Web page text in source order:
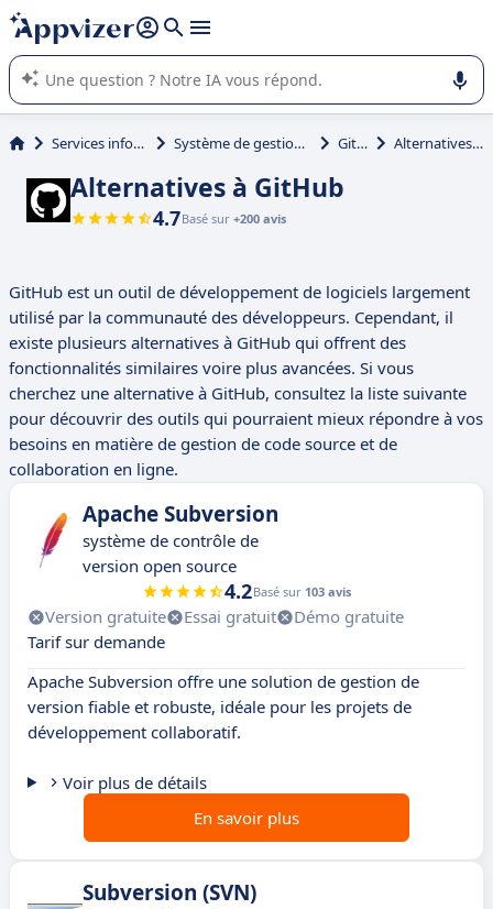
répondre (plusieurs lignes avec
L'IA de Appvizer vous guide dans l'utilisation ou la sélection de
logiciel SaaS en entreprise.
Services informatiques Système de gestion des versions GitHub Alternatives à GitHub
Alternatives à GitHub
4.7Basé sur +200 avis
GitHub est un outil de développement de logiciels largement
utilisé par la communauté des développeurs. Cependant, il
existe plusieurs alternatives à GitHub qui offrent des
fonctionnalités similaires voire plus avancées. Si vous
cherchez une alternative à GitHub, consultez la liste suivante
pour découvrir des outils qui pourraient mieux répondre à vos
besoins en matière de gestion de code source et de
collaboration en ligne.
Apache Subversion
système de contrôle de
version open source
4.2Basé sur 103 avis
Version gratuite Essai gratuit
Démo gratuite
Tarif sur demande
Apache Subversion offre une solution de gestion de
version fiable et robuste, idéale pour les projets de
développement collaboratif.
Voir plus de détails
En savoir plus
Subversion (SVN)